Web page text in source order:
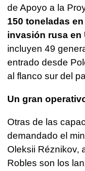
de Apoyo a la
150 toneladas
invasión rusa en
incluyen 49
entrado desde
al flanco sur del
Un gran
Otras de las
demandado el
Oleksii Réznikov,
Robles son los